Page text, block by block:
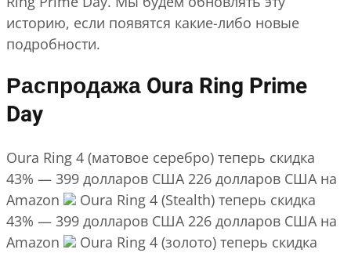
историю, если появятся какие-либо новые
подробности.
Распродажа Oura Ring Prime
Day
Oura Ring 4 (матовое серебро) теперь скидка
43% — 399 долларов США 226 долларов США на
Amazon
Oura Ring 4 (Stealth) теперь скидка
43% — 399 долларов США 226 долларов США на
Amazon
Oura Ring 4 (золото) теперь скидка